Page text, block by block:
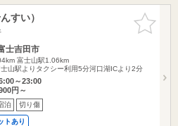
お気に入
りに追加
すい）
士吉田市
富士山駅1.06km
山駅よりタクシー利用5分河口湖ICより2分
～23:00
円～
泊 切り傷
トあり